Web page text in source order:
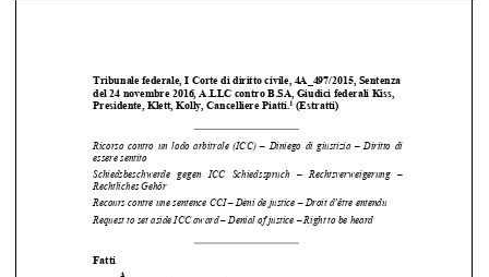


 
 







Ricorso  contro  un  lodo  arbitrale  (ICC) –  Diniego  di  giustizia  –  Diritto  di
Schiedsbeschwerde   gegen   ICC   Schiedsspruch   –   Rechtsverweigerung   –
Rechtliches Gehör
Recours contre une sentence CCI – Déni de justice – Droit d’être entendu
Request to set aside ICC award – Denial of justice – Right to be heard